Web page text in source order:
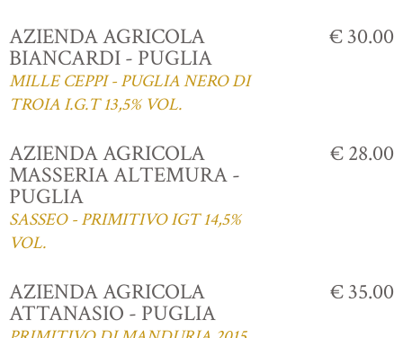
AZIENDA AGRICOLA
BIANCARDI - PUGLIA
MILLE CEPPI - PUGLIA NERO DI
TROIA I.G.T 13,5% VOL.
€ 30.00
AZIENDA AGRICOLA
MASSERIA ALTEMURA -
PUGLIA
SASSEO - PRIMITIVO IGT 14,5%
VOL.
€ 28.00
AZIENDA AGRICOLA
ATTANASIO - PUGLIA
€ 35.00